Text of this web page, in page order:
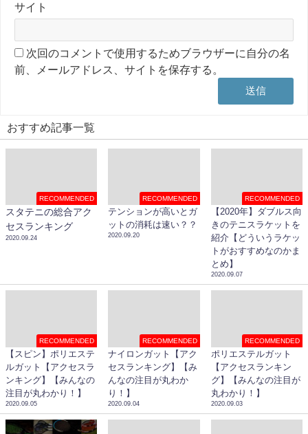
サイト
次回のコメントで使用するためブラウザーに自分の名
前、メールアドレス、サイトを保存する。
おすすめ記事一覧
RECOMMENDED
スタテニの総合アク
セスランキング
2020.09.24
RECOMMENDED
テンションが高いとガ
ットの消耗は速い？？
2020.09.20
RECOMMENDED
【2020年】ダブルス向
きのテニスラケットを
紹介【どういうラケッ
トがおすすめなのかま
とめ】
2020.09.07
RECOMMENDED
【スピン】ポリエステ
ルガット【アクセスラ
ンキング】【みんなの
注目が丸わかり！】
2020.09.05
RECOMMENDED
ナイロンガット【アク
セスランキング】【み
んなの注目が丸わか
り！】
2020.09.04
RECOMMENDED
ポリエステルガット
【アクセスランキン
グ】【みんなの注目が
丸わかり！】
2020.09.03